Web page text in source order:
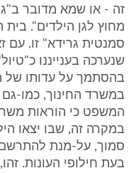
זה - או שמא מדובר
מחוץ לגן הילדים".
סמנטית גרידא" זו. עם
שנערכה בענייננו
בהסתמך על עדותו של
במשרד החינוך, כמו-
המשפט כי הוראות
במקרה זה, שבו יצאו
סמוך, על-מנת להתרשם
בעת חילופי העונות.